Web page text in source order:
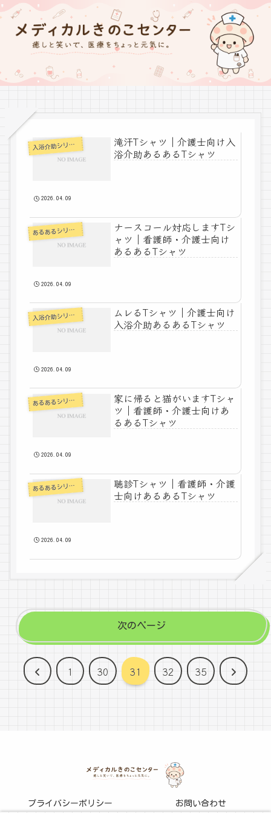
入
浴介助シリーズ
滝汗Tシャツ｜介護士向け入
浴介助あるあるTシャツ
2026.04.09
あ
るあるシリーズ
ナースコール対応しますTシ
ャツ｜看護師・介護士向け
あるあるTシャツ
2026.04.09
入
浴介助シリーズ
ムレるTシャツ｜介護士向け
入浴介助あるあるTシャツ
2026.04.09
あ
るあるシリーズ
家に帰ると猫がいますTシャ
ツ｜看護師・介護士向けあ
るあるTシャツ
2026.04.09
あ
るあるシリーズ
聴診Tシャツ｜看護師・介護
士向けあるあるTシャツ
2026.04.09
次のページ
前
1 30 31 32 35
次
プライバシーポリシー お問い合わせ